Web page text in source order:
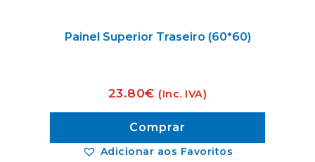
Adicionar aos Favoritos
Painel Superior Traseiro (60*60)
23.80€ (Inc. IVA)
Comprar